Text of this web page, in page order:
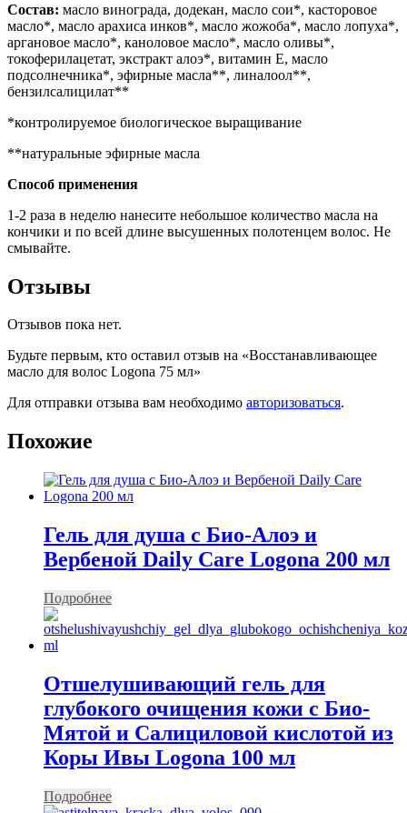
Состав: масло винограда, додекан, масло сои*, касторовое
масло*, масло арахиса инков*, масло жожоба*, масло лопуха*,
аргановое масло*, каноловое масло*, масло оливы*,
токоферилацетат, экстракт алоэ*, витамин Е, масло
подсолнечника*, эфирные масла**, линалоол**,
бензилсалицилат**
*контролируемое биологическое выращивание
**натуральные эфирные масла
Способ применения
1-2 раза в неделю нанесите небольшое количество масла на
кончики и по всей длине высушенных полотенцем волос. Не
смывайте.
Отзывы
Отзывов пока нет.
Будьте первым, кто оставил отзыв на «Восстанавливающее
масло для волос Logona 75 мл»
Для отправки отзыва вам необходимо авторизоваться.
Похожие
Гель для душа с Био-Алоэ и
Вербеной Daily Care Logona 200 мл
Подробнее
Отшелушивающий гель для
глубокого очищения кожи с Био-
Мятой и Салициловой кислотой из
Коры Ивы Logona 100 мл
Подробнее